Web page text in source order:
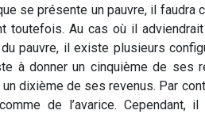
se présente un pauvre, il
toutefois. Au cas où il
pauvre, il existe plusieurs
à donner un cinquième de ses
dixième de ses revenus. Par
de l’avarice. Cependant,